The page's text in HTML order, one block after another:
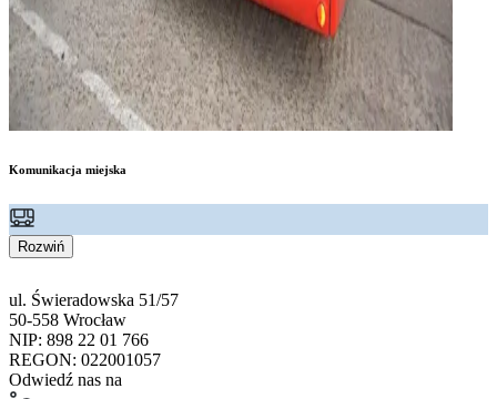
Komunikacja miejska
Rozwiń
ul. Świeradowska 51/57
50-558 Wrocław
NIP: 898 22 01 766
REGON: 022001057
Odwiedź nas na